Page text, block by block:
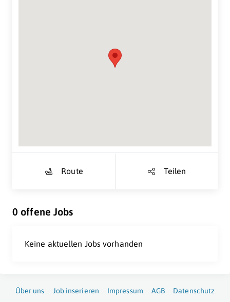
Route Teilen
0 offene Jobs
Keine aktuellen Jobs vorhanden
Über uns Job inserieren Impressum AGB Datenschutz